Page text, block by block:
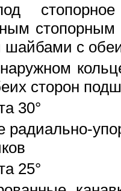
с
сторон
30°
радиально-
25°